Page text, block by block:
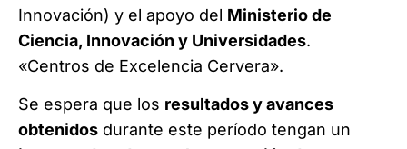
Innovación) y el apoyo del Ministerio de
Ciencia, Innovación y Universidades.
«Centros de Excelencia Cervera».
Se espera que los resultados y avances
obtenidos durante este período tengan un